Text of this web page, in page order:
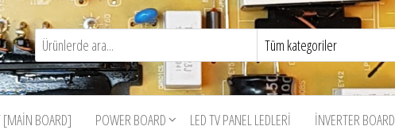
[MAIN BOARD] POWER BOARD LED TV PANEL LEDLERI İNVERTER BOARD